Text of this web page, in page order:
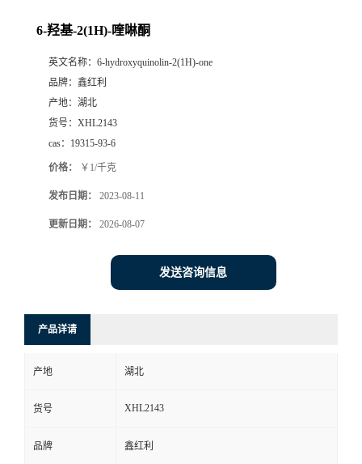
6-羟基-2(1H)-喹啉酮
英文名称： 6-hydroxyquinolin-2(1H)-one
品牌： 鑫红利
产地： 湖北
货号： XHL2143
cas： 19315-93-6
价格： ￥1/千克
发布日期： 2023-08-11
更新日期： 2026-08-07
发送咨询信息
产品详请
产地 湖北
货号 XHL2143
品牌 鑫红利